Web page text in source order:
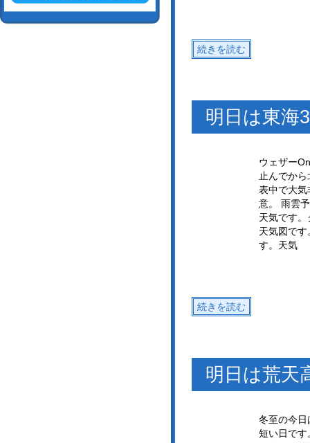
続きを読む
明日は東海
ウェザー
止んでか
表中で大気
意。 雨雲
天気です
天気図で
す。天気
続きを読む
明日は荒天
冬至の今日
短い日です